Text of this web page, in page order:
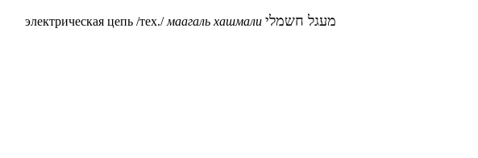
электрическая цепь /тех./ маагаль хашмали מעגל חשמלי